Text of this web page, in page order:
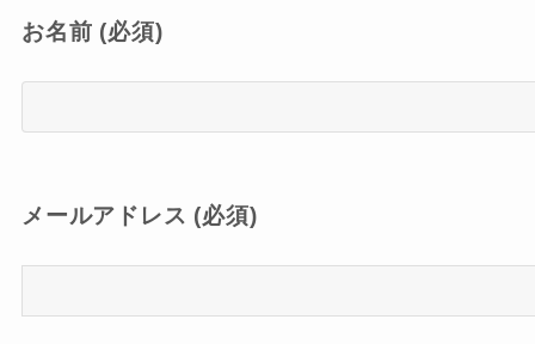
お名前 (必須)
メールアドレス (必須)